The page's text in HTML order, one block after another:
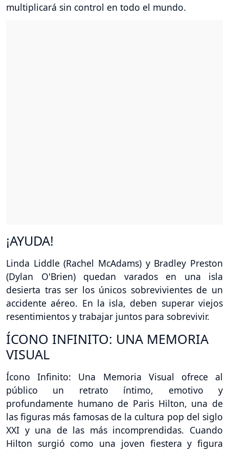
multiplicará sin control en todo el mundo.
¡AYUDA!
Linda Liddle (Rachel McAdams) y Bradley Preston
(Dylan O'Brien) quedan varados en una isla
desierta tras ser los únicos sobrevivientes de un
accidente aéreo. En la isla, deben superar viejos
resentimientos y trabajar juntos para sobrevivir.
ÍCONO INFINITO: UNA MEMORIA
VISUAL
Ícono Infinito: Una Memoria Visual ofrece al
público un retrato íntimo, emotivo y
profundamente humano de Paris Hilton, una de
las figuras más famosas de la cultura pop del siglo
XXI y una de las más incomprendidas. Cuando
Hilton surgió como una joven fiestera y figura